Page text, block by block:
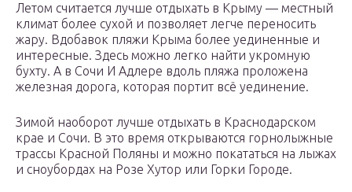
Летом считается лучше отдыхать в Крыму — местный
климат более сухой и позволяет легче переносить
жару. Вдобавок пляжи Крыма более уединенные и
интересные. Здесь можно легко найти укромную
бухту. А в Сочи И Адлере вдоль пляжа проложена
железная дорога, которая портит всё уединение.
Зимой наоборот лучше отдыхать в Краснодарском
крае и Сочи. В это время открываются горнолыжные
трассы Красной Поляны и можно покататься на лыжах
и сноубордах на Розе Хутор или Горки Городе.